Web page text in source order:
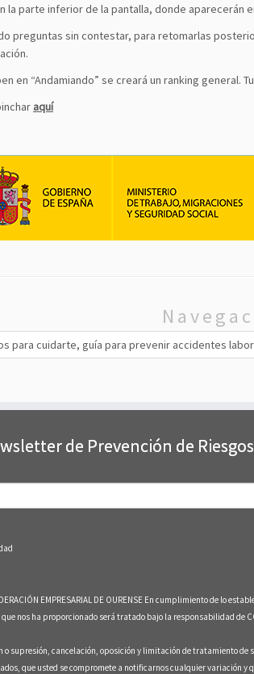
la parte inferior de la pantalla, donde
preguntas sin contestar, para retomarlas
en “Andamiando” se creará un ranking
aquí
para cuidarte, guía para prevenir accidentes
de Prevención de
EMPRESARIAL DE OURENSE En cumplimiento de lo
nos ha proporcionado será tratado bajo la responsabilidad de
o supresión, cancelación, oposición y limitación de tratamiento
que usted se compromete a notificarnos cualquier variación y